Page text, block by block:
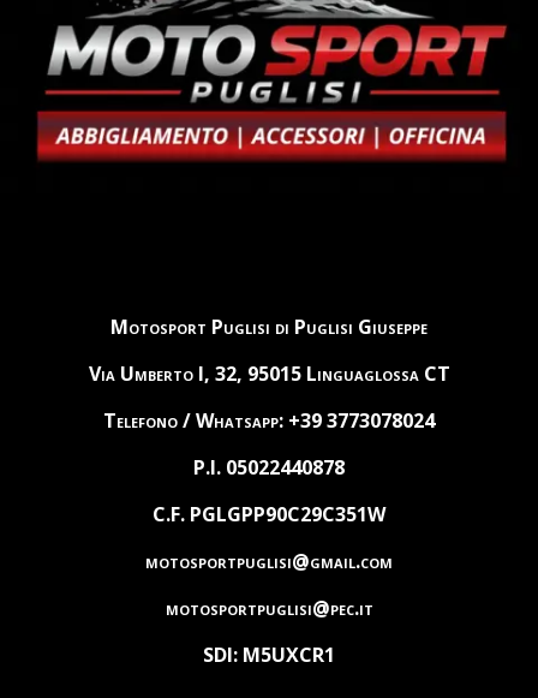
Motosport Puglisi di Puglisi Giuseppe
Via Umberto I, 32, 95015 Linguaglossa CT
Telefono / Whatsapp: +39 3773078024
P.I. 05022440878
C.F. PGLGPP90C29C351W
motosportpuglisi@gmail.com
motosportpuglisi@pec.it
SDI: M5UXCR1